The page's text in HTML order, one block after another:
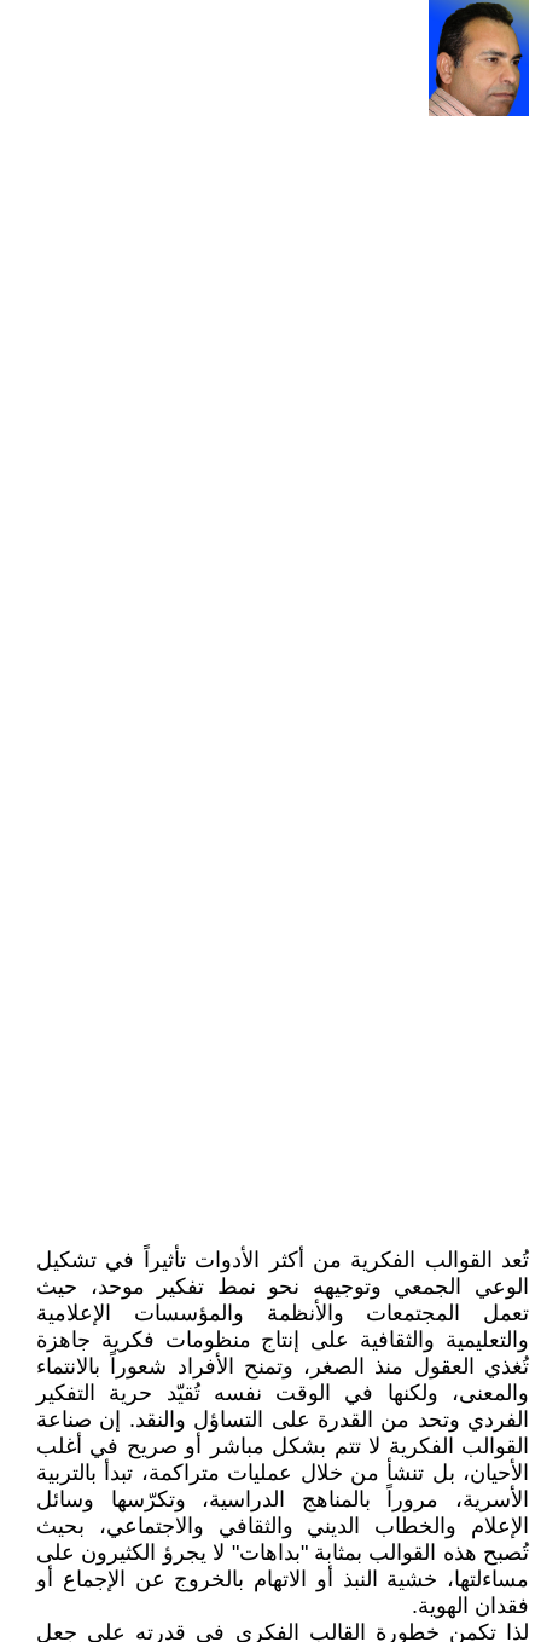
تُعد القوالب الفكرية من أكثر الأدوات تأثيراً في تشكيل
الوعي الجمعي وتوجيهه نحو نمط تفكير موحد، حيث
تعمل المجتمعات والأنظمة والمؤسسات الإعلامية
والتعليمية والثقافية على إنتاج منظومات فكرية جاهزة
تُغذي العقول منذ الصغر، وتمنح الأفراد شعوراً بالانتماء
والمعنى، ولكنها في الوقت نفسه تُقيّد حرية التفكير
الفردي وتحد من القدرة على التساؤل والنقد. إن صناعة
القوالب الفكرية لا تتم بشكل مباشر أو صريح في أغلب
الأحيان، بل تنشأ من خلال عمليات متراكمة، تبدأ بالتربية
الأسرية، مروراً بالمناهج الدراسية، وتكرّسها وسائل
الإعلام والخطاب الديني والثقافي والاجتماعي، بحيث
تُصبح هذه القوالب بمثابة "بداهات" لا يجرؤ الكثيرون على
مساءلتها، خشية النبذ أو الاتهام بالخروج عن الإجماع أو
فقدان الهوية.
لذا تكمن خطورة القالب الفكري في قدرته على جعل